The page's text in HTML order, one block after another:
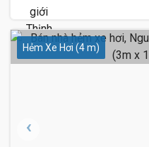
Hẻm Xe Hơi (4 m)